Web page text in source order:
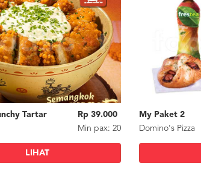
Tartar
Rp 39.000
Min pax: 20
LIHAT
My Paket 2
Domino's Pizza